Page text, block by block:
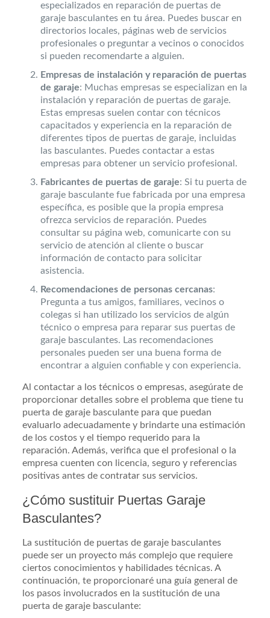
especializados en reparación de puertas de
garaje basculantes en tu área. Puedes buscar en
directorios locales, páginas web de servicios
profesionales o preguntar a vecinos o conocidos
si pueden recomendarte a alguien.
Empresas de instalación y reparación de puertas
de garaje: Muchas empresas se especializan en la
instalación y reparación de puertas de garaje.
Estas empresas suelen contar con técnicos
capacitados y experiencia en la reparación de
diferentes tipos de puertas de garaje, incluidas
las basculantes. Puedes contactar a estas
empresas para obtener un servicio profesional.
Fabricantes de puertas de garaje: Si tu puerta de
garaje basculante fue fabricada por una empresa
específica, es posible que la propia empresa
ofrezca servicios de reparación. Puedes
consultar su página web, comunicarte con su
servicio de atención al cliente o buscar
información de contacto para solicitar
asistencia.
Recomendaciones de personas cercanas:
Pregunta a tus amigos, familiares, vecinos o
colegas si han utilizado los servicios de algún
técnico o empresa para reparar sus puertas de
garaje basculantes. Las recomendaciones
personales pueden ser una buena forma de
encontrar a alguien confiable y con experiencia.
Al contactar a los técnicos o empresas, asegúrate de
proporcionar detalles sobre el problema que tiene tu
puerta de garaje basculante para que puedan
evaluarlo adecuadamente y brindarte una estimación
de los costos y el tiempo requerido para la
reparación. Además, verifica que el profesional o la
empresa cuenten con licencia, seguro y referencias
positivas antes de contratar sus servicios.
¿Cómo sustituir Puertas Garaje
Basculantes?
La sustitución de puertas de garaje basculantes
puede ser un proyecto más complejo que requiere
ciertos conocimientos y habilidades técnicas. A
continuación, te proporcionaré una guía general de
los pasos involucrados en la sustitución de una
puerta de garaje basculante: